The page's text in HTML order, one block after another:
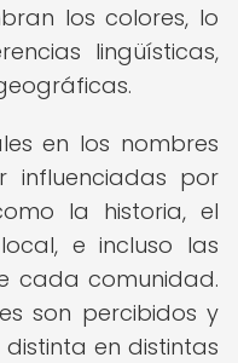
los colores, lo
lingüísticas,
en los nombres
influenciadas por
la historia, el
e incluso las
cada comunidad.
son percibidos y
en distintas